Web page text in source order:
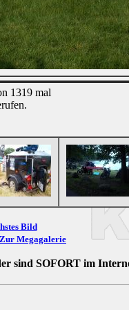
1319 mal
Bild
Zur Megagalerie
sind SOFORTim